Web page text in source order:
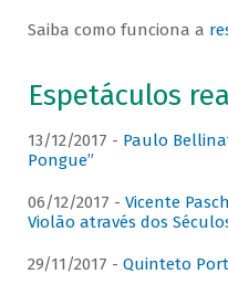
Saiba como funciona a
Espetáculos
13/12/2017 - Paulo
Pongue”
06/12/2017 - Vicente
Violão através dos
29/11/2017 - Quinteto